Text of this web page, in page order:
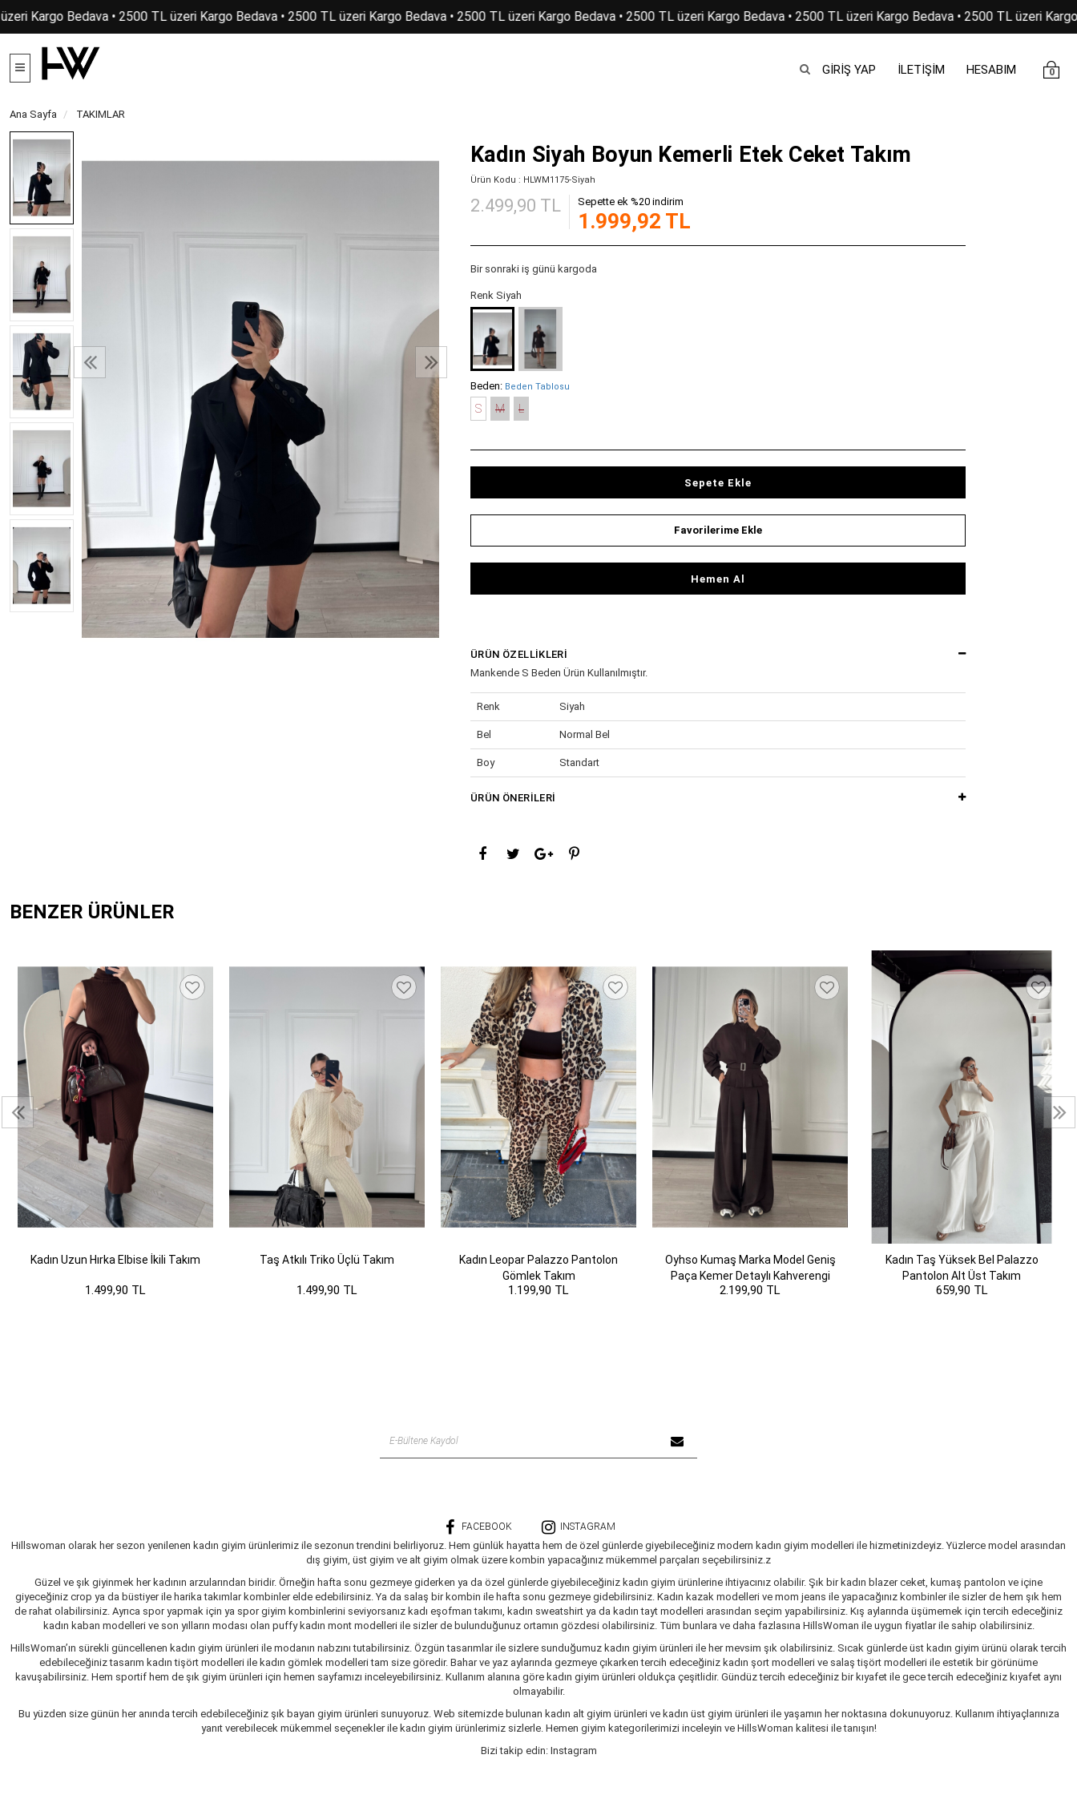
Kargo Bedava • 2500 TL üzeri Kargo Bedava • 2500 TL üzeri Kargo Bedava • 2500 TL üzeri Kargo Bedava • 2500 TL üzeri Kargo Bedava • 2500 TL üzeri Kargo Bedava • 2500 TL üzeri
GIRIŞ YAP İLETİŞİM HESABIM 0
Ana Sayfa TAKIMLAR
Kadın Siyah Boyun Kemerli Etek Ceket Takım
Ürün Kodu : HLWM1175-Siyah
2.499,90 TL Sepette ek %20 indirim
1.999,92 TL
Bir sonraki iş günü kargoda
Renk Siyah
Beden: Beden Tablosu
S M L
Sepete Ekle
Favorilerime Ekle
Hemen Al
ÜRÜN ÖZELLIKLERI
Mankende S Beden Ürün Kullanılmıştır.
Renk Siyah
Bel Normal Bel
Boy Standart
Cinsiyet
Kalıp Normal
ÜRÜN ÖNERILERI
BENZER ÜRÜNLER
Kadın Uzun Hırka Elbise İkili Takım
1.499,90 TL
Taş Atkılı Triko Üçlü Takım
1.499,90 TL
Kadın Leopar Palazzo Pantolon
Gömlek Takım
1.199,90 TL
Oyhso Kumaş Marka Model Geniş
Paça Kemer Detaylı Kahverengi
Takım
2.199,90 TL
Kadın Taş Yüksek Bel Palazzo
Pantolon Alt Üst Takım
659,90 TL
FACEBOOK INSTAGRAM
Hillswoman olarak her sezon yenilenen kadın giyim ürünlerimiz ile sezonun trendini belirliyoruz. Hem günlük hayatta hem de özel günlerde giyebileceğiniz modern kadın giyim modelleri ile hizmetinizdeyiz. Yüzlerce model arasından
dış giyim, üst giyim ve alt giyim olmak üzere kombin yapacağınız mükemmel parçaları seçebilirsiniz.z
Güzel ve şık giyinmek her kadının arzularından biridir. Örneğin hafta sonu gezmeye giderken ya da özel günlerde giyebileceğiniz kadın giyim ürünlerine ihtiyacınız olabilir. Şık bir kadın blazer ceket, kumaş pantolon ve içine
giyeceğiniz crop ya da büstiyer ile harika takımlar kombinler elde edebilirsiniz. Ya da salaş bir kombin ile hafta sonu gezmeye gidebilirsiniz. Kadın kazak modelleri ve mom jeans ile yapacağınız kombinler ile sizler de hem şık hem
de rahat olabilirsiniz. Ayrıca spor yapmak için ya spor giyim kombinlerini seviyorsanız kadı eşofman takımı, kadın sweatshirt ya da kadın tayt modelleri arasından seçim yapabilirsiniz. Kış aylarında üşümemek için tercih edeceğiniz
kadın kaban modelleri ve son yılların modası olan puffy kadın mont modelleri ile sizler de bulunduğunuz ortamın gözdesi olabilirsiniz. Tüm bunlara ve daha fazlasına HillsWoman ile uygun fiyatlar ile sahip olabilirsiniz.
HillsWoman’ın sürekli güncellenen kadın giyim ürünleri ile modanın nabzını tutabilirsiniz. Özgün tasarımlar ile sizlere sunduğumuz kadın giyim ürünleri ile her mevsim şık olabilirsiniz. Sıcak günlerde üst kadın giyim ürünü olarak tercih
edebileceğiniz tasarım kadın tişört modelleri ile kadın gömlek modelleri tam size göredir. Bahar ve yaz aylarında gezmeye çıkarken tercih edeceğiniz kadın şort modelleri ve salaş tişört modelleri ile estetik bir görünüme
kavuşabilirsiniz. Hem sportif hem de şık giyim ürünleri için hemen sayfamızı inceleyebilirsiniz. Kullanım alanına göre kadın giyim ürünleri oldukça çeşitlidir. Gündüz tercih edeceğiniz bir kıyafet ile gece tercih edeceğiniz kıyafet aynı
olmayabilir.
Bu yüzden size günün her anında tercih edebileceğiniz şık bayan giyim ürünleri sunuyoruz. Web sitemizde bulunan kadın alt giyim ürünleri ve kadın üst giyim ürünleri ile yaşamın her noktasına dokunuyoruz. Kullanım ihtiyaçlarınıza
yanıt verebilecek mükemmel seçenekler ile kadın giyim ürünlerimiz sizlerle. Hemen giyim kategorilerimizi inceleyin ve HillsWoman kalitesi ile tanışın!
Bizi takip edin: Instagram